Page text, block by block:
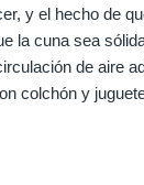
y el hecho de
la cuna sea
de aire
colchón y